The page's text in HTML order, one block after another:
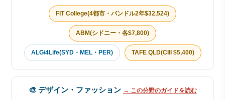
FIT College(4都市・バンドル2年$32,524)
ABM(シドニー・各$7,800)
ALG/4Life(SYD・MEL・PER) TAFE QLD(CIII $5,400)
🎨 デザイン・ファッション → この分野のガイドを読む